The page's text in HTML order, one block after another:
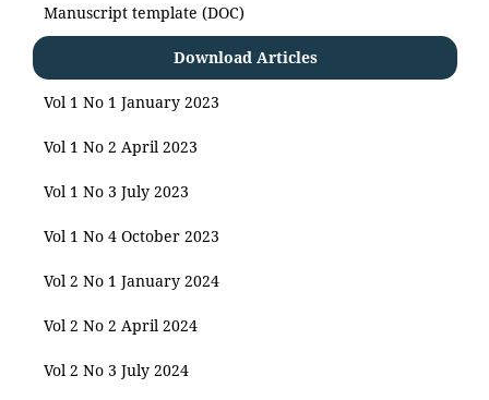
Manuscript template (DOC)
Download Articles
Vol 1 No 1 January 2023
Vol 1 No 2 April 2023
Vol 1 No 3 July 2023
Vol 1 No 4 October 2023
Vol 2 No 1 January 2024
Vol 2 No 2 April 2024
Vol 2 No 3 July 2024